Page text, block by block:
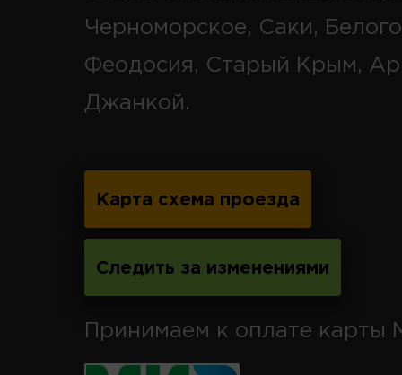
Черноморское, Саки,
Феодосия, Старый Крым,
Джанкой.
Карта схема проезда
Следить за изменениями
Принимаем к оплате карты